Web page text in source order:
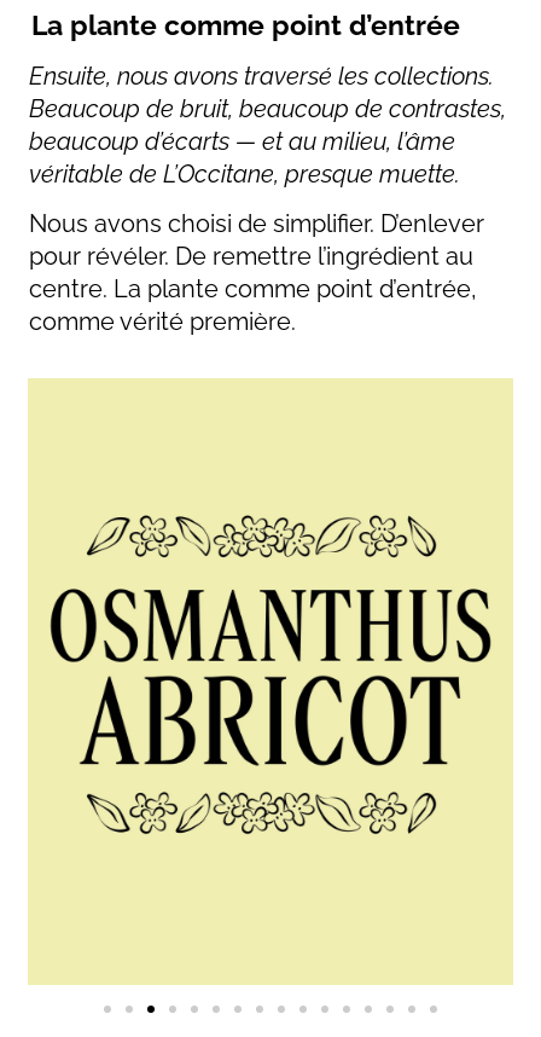
La plante comme point d’entrée
Ensuite, nous avons traversé les collections.
Beaucoup de bruit, beaucoup de contrastes,
beaucoup d’écarts — et au milieu, l’âme
véritable de L’Occitane, presque muette.
Nous avons choisi de simplifier. D’enlever
pour révéler. De remettre l’ingrédient au
centre. La plante comme point d’entrée,
comme vérité première.